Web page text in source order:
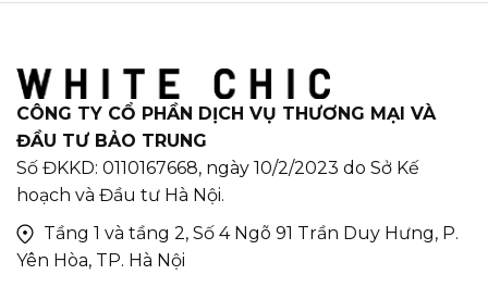
CÔNG TY CỔ PHẦN DỊCH VỤ THƯƠNG MẠI VÀ
ĐẦU TƯ BẢO TRUNG
Số ĐKKD: 0110167668, ngày 10/2/2023 do Sở Kế
hoạch và Đầu tư Hà Nội.
Tầng 1 và tầng 2, Số 4 Ngõ 91 Trần Duy Hưng, P.
Yên Hòa, TP. Hà Nội